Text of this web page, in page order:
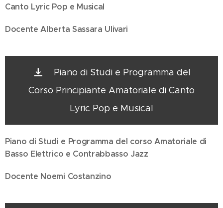
Canto Lyric Pop e Musical
DocenteAlberta Sassara Ulivari
Piano di Studi e Programma del
Corso Principiante Amatoriale di Canto
Lyric Pop e Musical
Piano di Studi e Programma del corso Amatoriale di
Basso Elettrico e Contrabbasso Jazz
Docente Noemi Costanzino